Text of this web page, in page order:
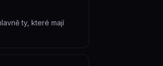
ty, které mají